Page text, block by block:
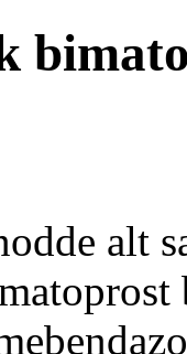
alt